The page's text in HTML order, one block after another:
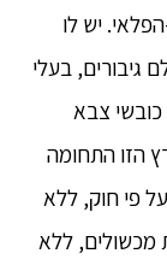
יש לו
גיבורים, בעלי
כובשי צבא
הזו התחומה
פי חוק, ללא
מכשולים, ללא